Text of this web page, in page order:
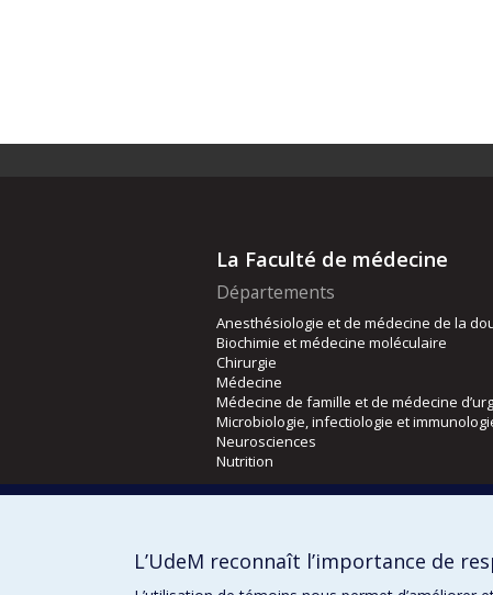
La Faculté de médecine
Départements
Anesthésiologie et de médecine de la
Biochimie et médecine moléculaire
Chirurgie
Médecine
Médecine de famille et de médecine
Microbiologie, infectiologie et
Neurosciences
Nutrition
Orthophonie et audiologie
L’UdeM reconnaît l’importance de